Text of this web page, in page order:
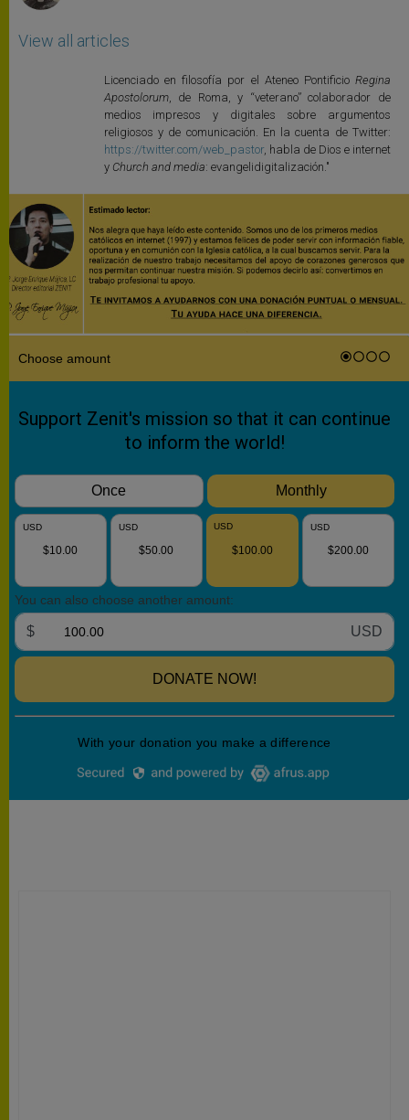
View all articles
Licenciado en filosofía por el Ateneo Pontificio Regina
Apostolorum, de Roma, y “veterano” colaborador de
medios impresos y digitales sobre argumentos
religiosos y de comunicación. En la cuenta de Twitter:
https://twitter.com/web_pastor, habla de Dios e internet
y Church and media: evangelidigitalización."